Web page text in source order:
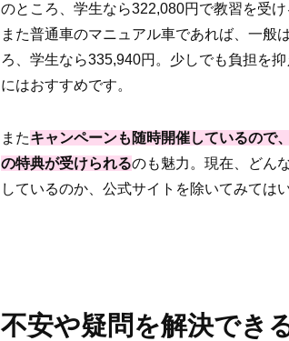
のところ、学生なら322,080円で教習を受け
また普通車のマニュアル車であれば、一般
ろ、学生なら335,940円。少しでも負担を
にはおすすめです。
またキャンペーンも随時開催しているので
の特典が受けられるのも魅力。現在、どん
しているのか、公式サイトを除いてみては
不安や疑問を解決でき